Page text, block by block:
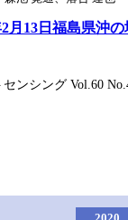
月13日福島県沖の
ンシング Vol.60